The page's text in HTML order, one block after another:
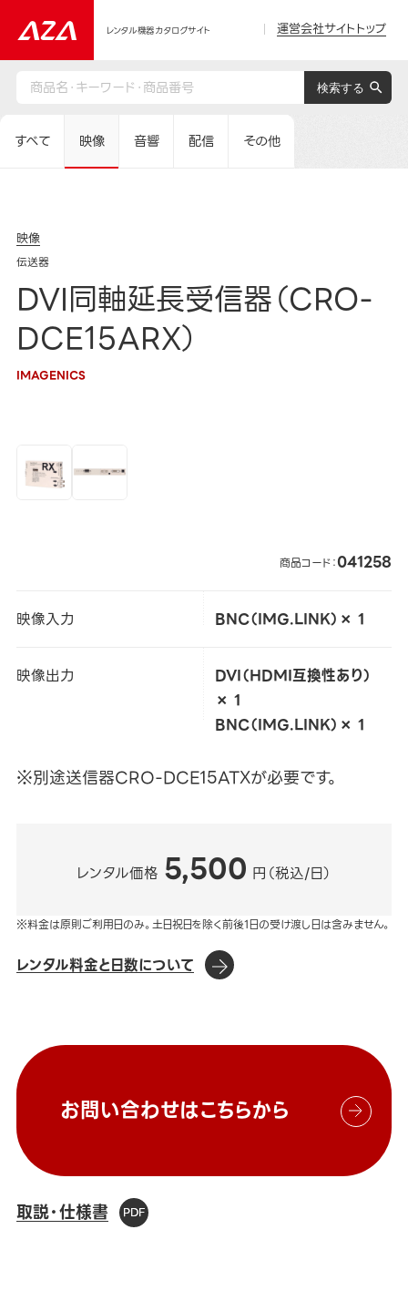
レンタル機器カタログサイト 運営会社サイトトップ
すべて 映像 音響 配信 その他
映像
伝送器
DVI同軸延長受信器（CRO-
DCE15ARX）
IMAGENICS
商品コード：041258
映像入力 BNC（IMG.LINK）× 1
映像出力
DVI（HDMI互換性あり）
× 1
BNC（IMG.LINK）× 1
※別途送信器CRO-DCE15ATXが必要です。
レンタル価格 5,500 円（税込/日）
※料金は原則ご利用日のみ。土日祝日を除く前後1日の受け渡し日は含みません。
レンタル料金と日数について
お問い合わせはこちらから
取説・仕様書